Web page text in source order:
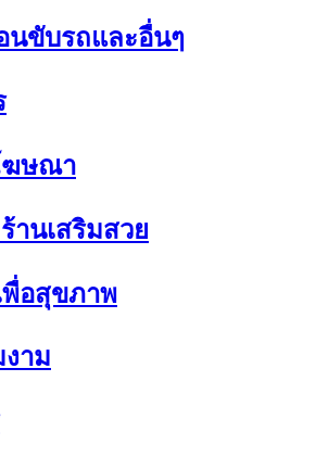
นขับรถและอื่นๆ
ฆษณา
านเสริมสวย
อสุขภาพ
าม